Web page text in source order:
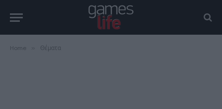
Home Θέματα